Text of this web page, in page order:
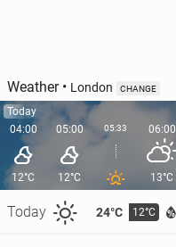
Weather• London CHANGE
Today
04:00
12°C
Today 24°C 12°C
05:00
12°C
05:33 06:00
13°C